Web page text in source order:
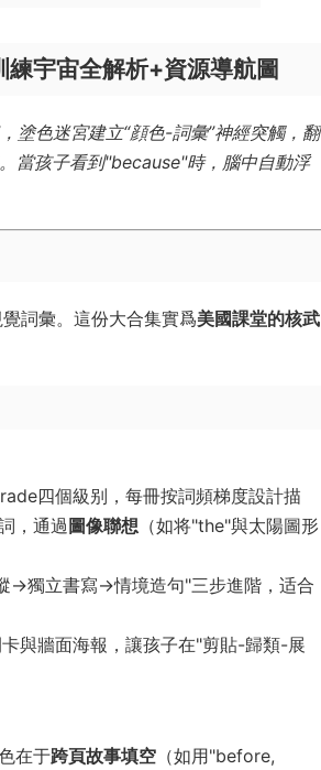
宇宙全解析+資源導航圖​
塗色迷宮建立“顔色-詞彙”神經突觸，翻
當孩子看到"because"時，腦中自動浮
詞彙。這份大合集實爲​​美國課堂的核武
四個級别，每冊按詞頻梯度設計描
，通過 圖像聯想 ​（如将"the"與太陽圖形
→獨立書寫→情境造句"三步進階，适合
與牆面海報，讓孩子在"剪貼-歸類-展
在于跨頁故事填空 ​（如用"before,